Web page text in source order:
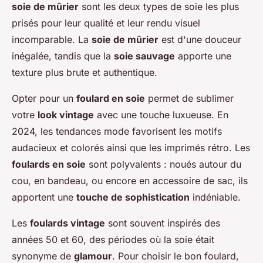
soie de mûrier sont les deux types de soie les plus
prisés pour leur qualité et leur rendu visuel
incomparable. La soie de mûrier est d'une douceur
inégalée, tandis que la soie sauvage apporte une
texture plus brute et authentique.
Opter pour un foulard en soie permet de sublimer
votre look vintage avec une touche luxueuse. En
2024, les tendances mode favorisent les motifs
audacieux et colorés ainsi que les imprimés rétro. Les
foulards en soie sont polyvalents : noués autour du
cou, en bandeau, ou encore en accessoire de sac, ils
apportent une touche de sophistication indéniable.
Les foulards vintage sont souvent inspirés des
années 50 et 60, des périodes où la soie était
synonyme de glamour. Pour choisir le bon foulard,